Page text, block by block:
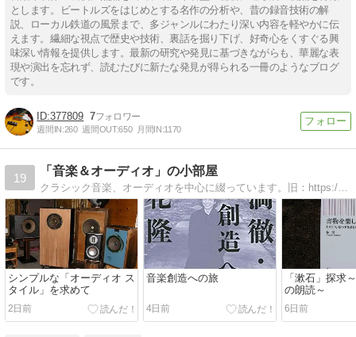
とします。ビートルズをはじめとする名作の分析や、昔の録音技術の解
説、ローカル鉄道の風景まで、多ジャンルにわたり深い内容を軽やかに伝
えます。繊細な視点で歴史や技術、裏話を掘り下げ、好奇心をくすぐる興
味深い情報を提供します。最新の研究や発見に基づきながらも、華麗な表
現や演出を忘れず、読むたびに新たな発見が得られる一冊のようなブログ
です。
377809 7
週間IN:260 週間OUT:650 月間IN:1170
19
「音楽＆オーディオ」の小部屋
クラシック音楽、オーディオを中心に綴っています。旧：https://blog.goo.ne.jp/jbltakashi新：https://jbltakashi.hatenablog.com/
シンプルな「オーディオ ス
タイル」を求めて
2日前
音楽創造への旅
4日前
「漱石」探求
の朗読～
6日前